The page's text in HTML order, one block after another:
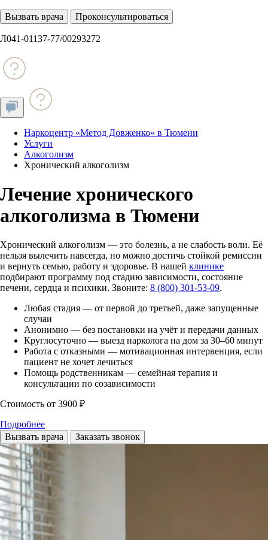
Вызвать врача Проконсультироваться
Л041-01137-77/00293272
Наркоцентр «Метод Довженко» в Тюмени
Услуги
Алкоголизм
Хронический алкоголизм
Лечение хронического
алкоголизма в Тюмени
Хронический алкоголизм — это болезнь, а не слабость воли. Её
нельзя вылечить навсегда, но можно достичь стойкой ремиссии
и вернуть семью, работу и здоровье. В нашей клинике
подбирают программу под стадию зависимости, состояние
печени, сердца и психики. Звоните: 8 (800) 301-53-09.
Любая стадия — от первой до третьей, даже запущенные
случаи
Анонимно — без постановки на учёт и передачи данных
Круглосуточно — выезд нарколога на дом за 30–60 минут
Работа с отказными — мотивационная интервенция, если
пациент не хочет лечиться
Помощь родственникам — семейная терапия и
консультации по созависимости
Стоимость от 3900 ₽
Подробнее
Вызвать врача
Заказать звонок